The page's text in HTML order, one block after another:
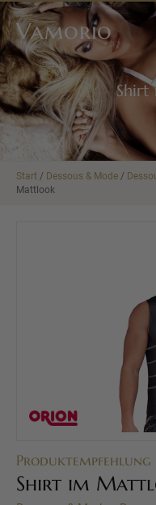
Vamorio
Start / Dessous & Mode /
Mattlook
Produktempfehlung
Shirt im